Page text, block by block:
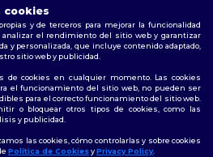
derechos reservados
de personalización|Política de
|Mapa del sitio
cookies
y de terceros para mejorar la funcionalidad
analizar el rendimiento del sitio web y garantizar
y personalizada, que incluye contenido adaptado,
sitio web y publicidad.
de cookies en cualquier momento. Las cookies
el funcionamiento del sitio web, no pueden ser
para el correcto funcionamiento del sitio web.
o bloquear otros tipos de cookies, como las
y publicidad.
las cookies, cómo controlarlas y sobre cookies
Política de CookiesyPrivacy Policy.